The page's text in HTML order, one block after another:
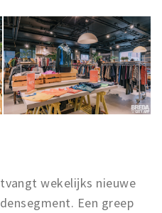
wekelijks nieuwe
Een greep